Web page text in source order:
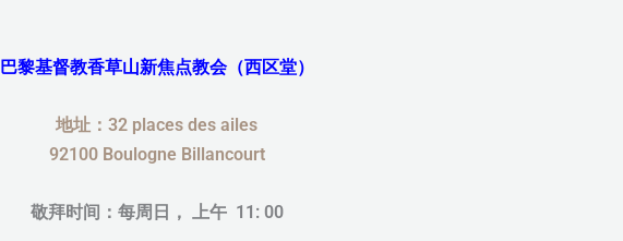
巴黎基督教香草山新焦点教会（西区堂）
地址：32 places des ailes
92100 Boulogne Billancourt
敬拜时间：每周日， 上午 11: 00